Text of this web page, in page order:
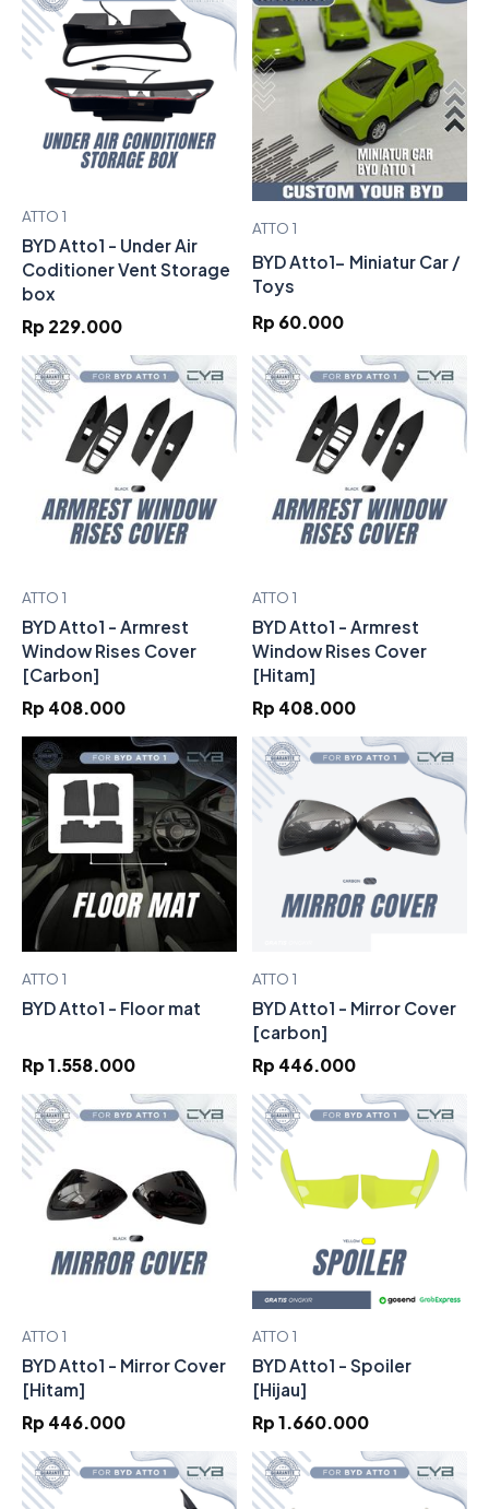
ATTO 1
BYD Atto1 - Under Air
Coditioner Vent Storage
box
Rp 229.000
ATTO 1
BYD Atto1- Miniatur Car /
Toys
Rp 60.000
ATTO 1
BYD Atto1 - Armrest
Window Rises Cover
[Carbon]
Rp 408.000
ATTO 1
BYD Atto1 - Armrest
Window Rises Cover
[Hitam]
Rp 408.000
ATTO 1
BYD Atto1 - Floor mat
Rp 1.558.000
ATTO 1
BYD Atto1 - Mirror Cover
[carbon]
Rp 446.000
ATTO 1
BYD Atto1 - Mirror Cover
[Hitam]
Rp 446.000
ATTO 1
BYD Atto1 - Spoiler
[Hijau]
Rp 1.660.000